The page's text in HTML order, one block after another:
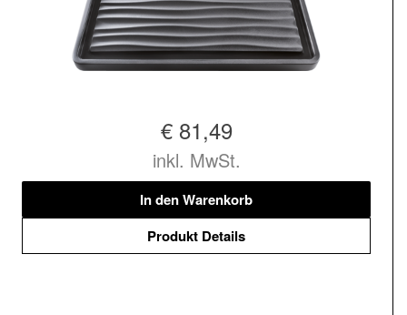
€ 81,49
inkl. MwSt.
In den Warenkorb
Produkt Details